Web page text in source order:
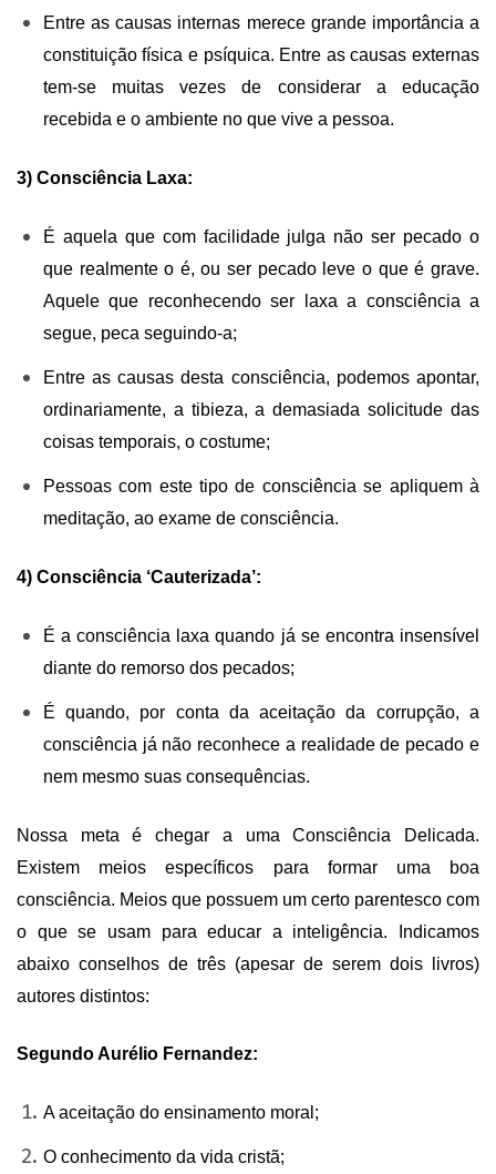
Entre as causas internas merece grande importância a
constituição física e psíquica. Entre as causas externas
tem-se muitas vezes de considerar a educação
recebida e o ambiente no que vive a pessoa.
3) Consciência Laxa:
É aquela que com facilidade julga não ser pecado o
que realmente o é, ou ser pecado leve o que é grave.
Aquele que reconhecendo ser laxa a consciência a
segue, peca seguindo-a;
Entre as causas desta consciência, podemos apontar,
ordinariamente, a tibieza, a demasiada solicitude das
coisas temporais, o costume;
Pessoas com este tipo de consciência se apliquem à
meditação, ao exame de consciência.
4) Consciência ‘Cauterizada’:
É a consciência laxa quando já se encontra insensível
diante do remorso dos pecados;
É quando, por conta da aceitação da corrupção, a
consciência já não reconhece a realidade de pecado e
nem mesmo suas consequências.
Nossa meta é chegar a uma Consciência Delicada.
Existem meios específicos para formar uma boa
consciência. Meios que possuem um certo parentesco com
o que se usam para educar a inteligência. Indicamos
abaixo conselhos de três (apesar de serem dois livros)
autores distintos:
Segundo Aurélio Fernandez:
A aceitação do ensinamento moral;
O conhecimento da vida cristã;